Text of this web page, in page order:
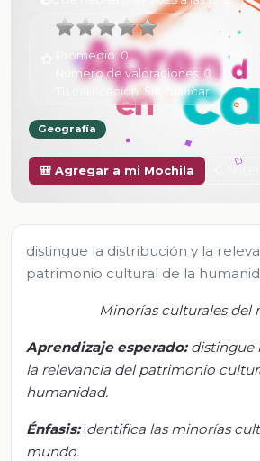
Promedio:0
Número de valoraciones:0
Tu calificación:Sin calificar
Geografía
🎒 Agregar a mi Mochila
distingue la distribución y la
patrimonio cultural de la
Minoríasculturales del
Aprendizaje esperado: distingue
la relevancia del patrimonio
humanidad.
Énfasis:identifica las minorías
mundo.